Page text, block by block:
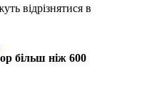
відрізнятися в
більш ніж 600